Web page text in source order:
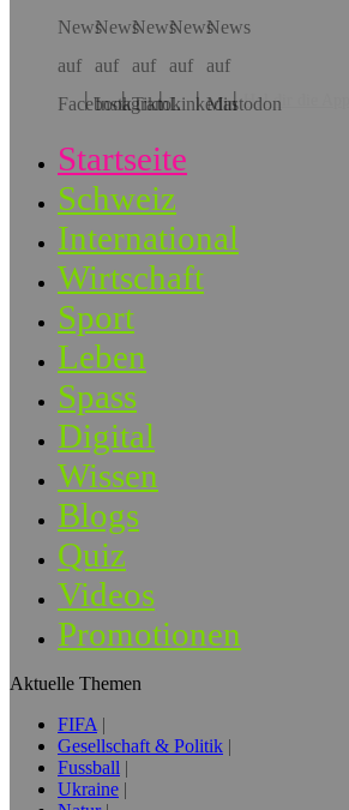
Hol dir die App!
Startseite
Schweiz
International
Wirtschaft
Sport
Leben
Spass
Digital
Wissen
Blogs
Quiz
Videos
Promotionen
Aktuelle Themen
FIFA
Gesellschaft & Politik
Fussball
Ukraine